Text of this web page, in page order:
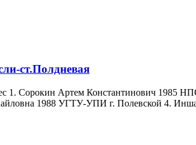
ст.Полдневая
1. Сорокин Артем Константинович 1985
1988 УГТУ-УПИ г. Полевской 4.